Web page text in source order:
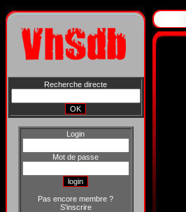
Recherche directe
Login
Mot de passe
Pas encore membre ?
S'inscrire